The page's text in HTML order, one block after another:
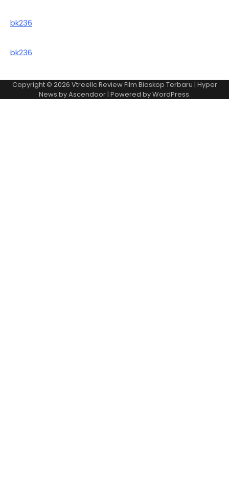
bk236
bk236
Copyright © 2026 Vtreellc Review Film Bioskop Terbaru | Hyper
News byAscendoor| Powered byWordPress.